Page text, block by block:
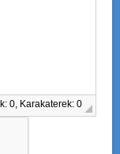
0, Karakaterek: 0